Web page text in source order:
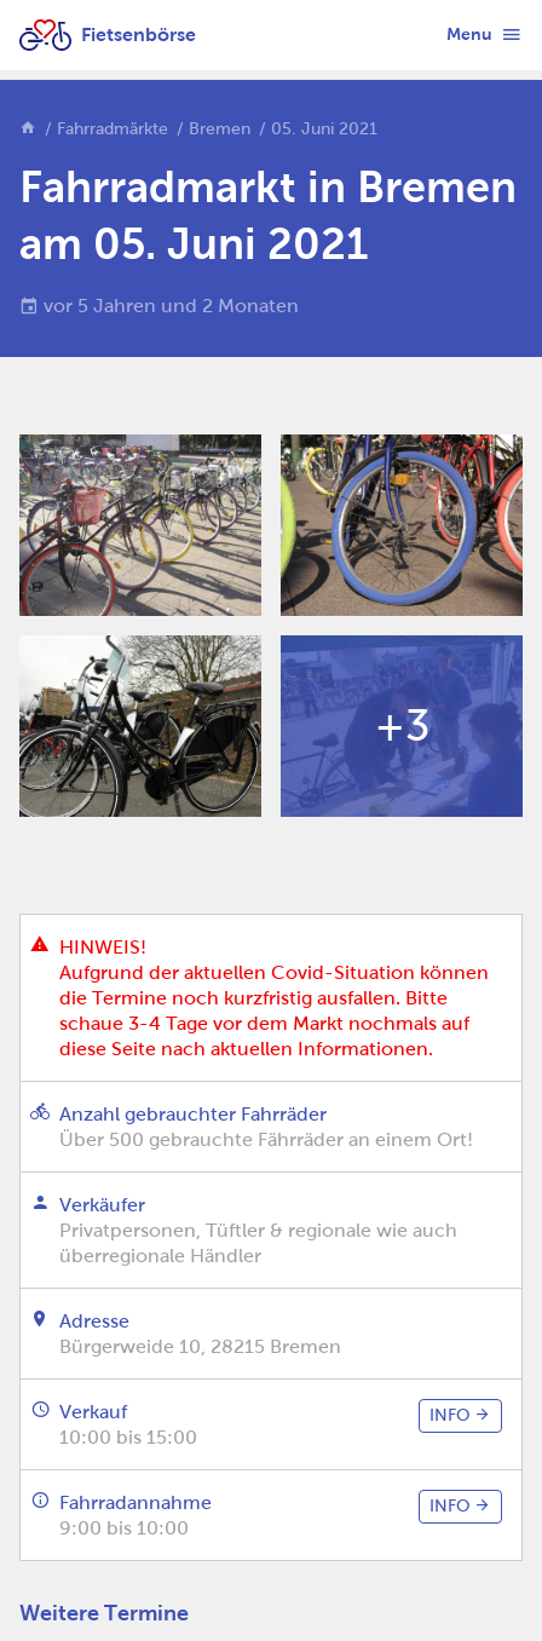
Fietsenbörse Menu
Fahrradmärkte Bremen 05. Juni 2021
Fahrradmarkt in Bremen
am 05. Juni 2021
vor 5 Jahren und 2 Monaten
+3
HINWEIS!
Aufgrund der aktuellen Covid-Situation können
die Termine noch kurzfristig ausfallen. Bitte
schaue 3-4 Tage vor dem Markt nochmals auf
diese Seite nach aktuellen Informationen.
Anzahl gebrauchter Fahrräder
Über 500 gebrauchte Fährräder an einem Ort!
Verkäufer
Privatpersonen, Tüftler & regionale wie auch
überregionale Händler
Adresse
Bürgerweide 10, 28215 Bremen
Verkauf
10:00 bis 15:00
INFO
Fahrradannahme
9:00 bis 10:00
INFO
Weitere Termine